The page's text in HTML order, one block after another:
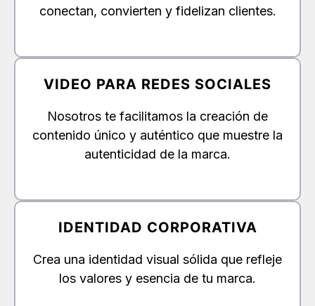
conectan, convierten y fidelizan clientes.
VIDEO PARA REDES SOCIALES
Nosotros te facilitamos la creación de
contenido único y auténtico que muestre la
autenticidad de la marca.
IDENTIDAD CORPORATIVA
Crea una identidad visual sólida que refleje
los valores y esencia de tu marca.